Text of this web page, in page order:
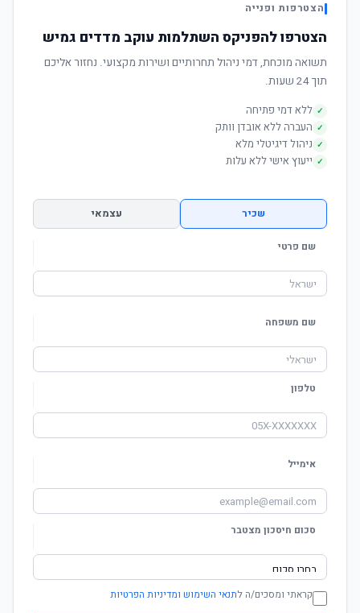
הצטרפות ופנייה
הצטרפו להפניקס השתלמות עוקב מדדים גמיש
תשואה מוכחת, דמי ניהול תחרותיים ושירות מקצועי. נחזור אליכם
תוך 24 שעות.
✓ ללא דמי פתיחה
✓ העברה ללא אובדן וותק
✓ ניהול דיגיטלי מלא
✓ ייעוץ אישי ללא עלות
שכיר עצמאי
שם פרטי
שם משפחה
טלפון
אימייל
סכום חיסכון מצטבר
קראתי ומסכים/ה לתנאי השימוש ומדיניות הפרטיות